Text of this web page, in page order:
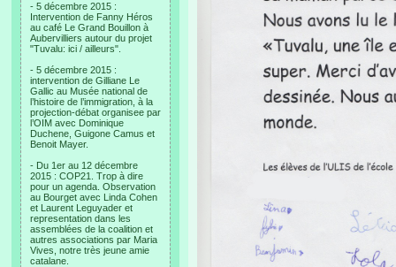
- 5 décembre 2015 :
Intervention de Fanny Héros
au café Le Grand Bouillon à
Aubervilliers autour du projet
"Tuvalu: ici / ailleurs".
- 5 décembre 2015 :
intervention de Gilliane Le
Gallic au Musée national de
l’histoire de l’immigration, à la
projection-débat organisee par
l’OIM avec Dominique
Duchene, Guigone Camus et
Benoit Mayer.
- Du 1er au 12 décembre
2015 : COP21. Trop à dire
pour un agenda. Observation
au Bourget avec Linda Cohen
et Laurent Leguyader et
representation dans les
assemblées de la coalition et
autres associations par Maria
Vives, notre très jeune amie
catalane.